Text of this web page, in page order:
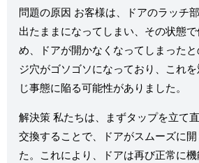
問題の原因 お客様は、ドアのラッチ
出たままになってしまい、その状態
め、ドアが開かなくなってしまった
ジ穴がゴソゴソになっており、これ
じ事態に陥る可能性がありました。
解決策 私たちは、まずタップを立て
交換することで、ドアがスムーズに
た。これにより、ドアは再び正常に機